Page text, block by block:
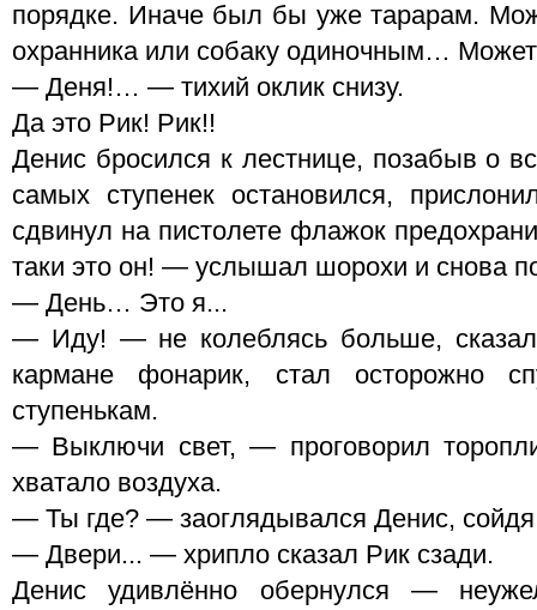
порядке. Иначе был бы уже тарарам.
охранника или собаку одиночным…
— Деня!… — тихий оклик снизу.
Да это Рик! Рик!!
Денис бросился к лестнице, позабыв о
самых ступенек остановился,
сдвинул на пистолете флажок
таки это он! — услышал шорохи и снова
— День… Это я...
— Иду! — не колеблясь больше,
кармане фонарик, стал осторожно
ступенькам.
— Выключи свет, — проговорил
хватало воздуха.
— Ты где? — заоглядывался Денис, сойдя
— Двери... — хрипло сказал Рик сзади.
Денис удивлённо обернулся —